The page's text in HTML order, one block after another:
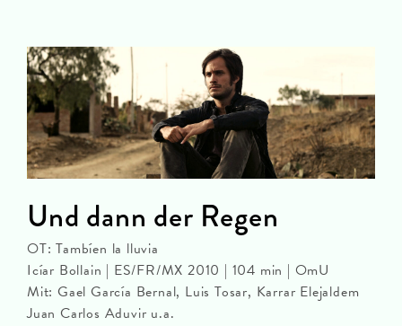
Und dann der Regen
OT: Tambíen la lluvia
Icíar Bollain | ES/FR/MX 2010 | 104 min | OmU
Mit: Gael García Bernal, Luis Tosar, Karrar Elejaldem
Juan Carlos Aduvir u.a.